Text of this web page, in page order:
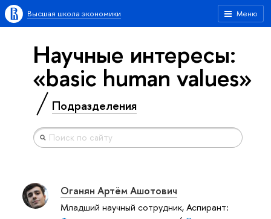
Меню
Высшая школа экономики
Научные интересы:
«basic human values»
Подразделения
Оганян Артём Ашотович
Младший научный сотрудник, Аспирант: